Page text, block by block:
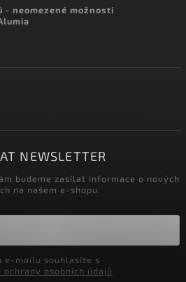
neomezené možnosti
NEWSLETTER
budeme zasílat informace o nových
na našem e-shopu.
ochrany osobních údajů